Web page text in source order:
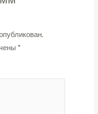
*